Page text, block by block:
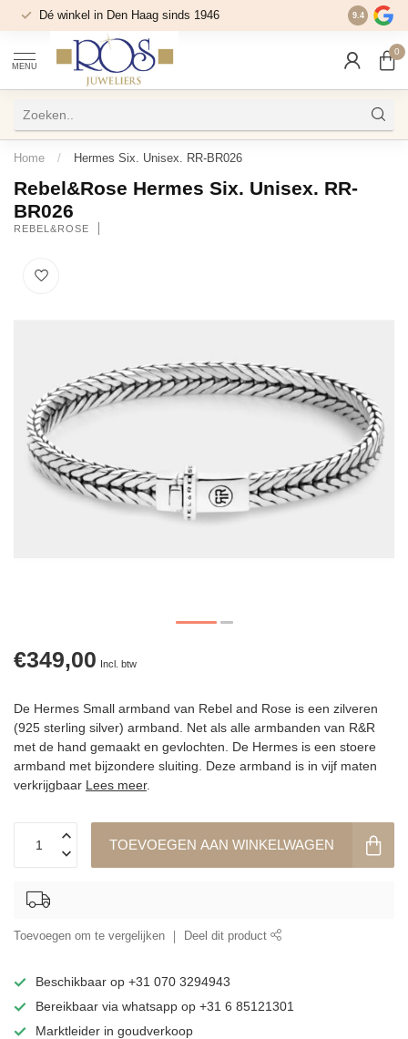
Dé winkel in Den Haag sinds 1946 9.4
MENU
0
Home / Hermes Six. Unisex. RR-BR026
Rebel&Rose Hermes Six. Unisex. RR-
BR026
REBEL&ROSE
€349,00 Incl. btw
De Hermes Small armband van Rebel and Rose is een zilveren
(925 sterling silver) armband. Net als alle armbanden van R&R
met de hand gemaakt en gevlochten. De Hermes is een stoere
armband met bijzondere sluiting. Deze armband is in vijf maten
verkrijgbaar Lees meer.
TOEVOEGEN AAN WINKELWAGEN
Toevoegen om te vergelijken Deel dit product
Beschikbaar op +31 070 3294943
Bereikbaar via whatsapp op +31 6 85121301
Marktleider in goudverkoop